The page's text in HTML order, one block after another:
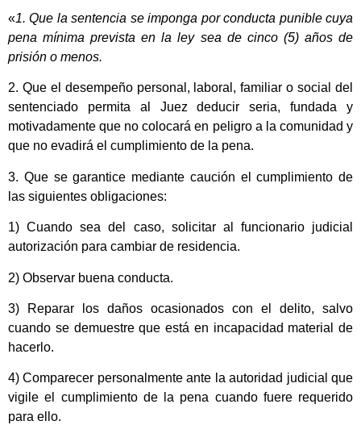
«1. Que la sentencia se imponga por conducta punible cuya
pena mínima prevista en la ley sea de cinco (5) años de
prisión o menos.
2. Que el desempeño personal, laboral, familiar o social del
sentenciado permita al Juez deducir seria, fundada y
motivadamente que no colocará en peligro a la comunidad y
que no evadirá el cumplimiento de la pena.
3. Que se garantice mediante caución el cumplimiento de
las siguientes obligaciones:
1) Cuando sea del caso, solicitar al funcionario judicial
autorización para cambiar de residencia.
2) Observar buena conducta.
3) Reparar los daños ocasionados con el delito, salvo
cuando se demuestre que está en incapacidad material de
hacerlo.
4) Comparecer personalmente ante la autoridad judicial que
vigile el cumplimiento de la pena cuando fuere requerido
para ello.